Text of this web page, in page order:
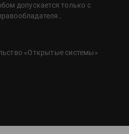
допускается только с
«Открытые системы»